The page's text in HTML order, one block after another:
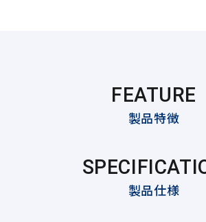
FEATURE
製品特徴
製品仕様